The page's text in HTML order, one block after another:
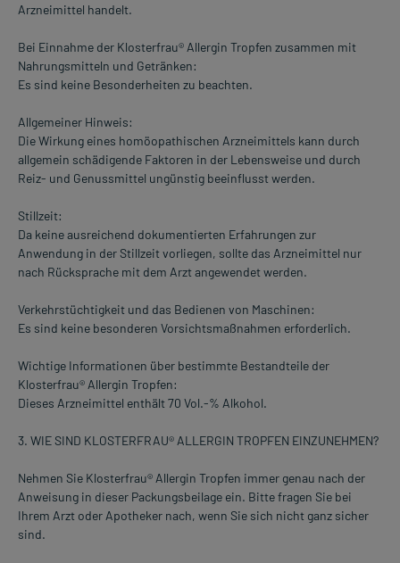
Arzneimittel handelt.
Bei Einnahme der Klosterfrau® Allergin Tropfen zusammen mit
Nahrungsmitteln und Getränken:
Es sind keine Besonderheiten zu beachten.
Allgemeiner Hinweis:
Die Wirkung eines homöopathischen Arzneimittels kann durch
allgemein schädigende Faktoren in der Lebensweise und durch
Reiz- und Genussmittel ungünstig beeinflusst werden.
Stillzeit:
Da keine ausreichend dokumentierten Erfahrungen zur
Anwendung in der Stillzeit vorliegen, sollte das Arzneimittel nur
nach Rücksprache mit dem Arzt angewendet werden.
Verkehrstüchtigkeit und das Bedienen von Maschinen:
Es sind keine besonderen Vorsichtsmaßnahmen erforderlich.
Wichtige Informationen über bestimmte Bestandteile der
Klosterfrau® Allergin Tropfen:
Dieses Arzneimittel enthält 70 Vol.-% Alkohol.
3. WIE SIND KLOSTERFRAU® ALLERGIN TROPFEN EINZUNEHMEN?
Nehmen Sie Klosterfrau® Allergin Tropfen immer genau nach der
Anweisung in dieser Packungsbeilage ein. Bitte fragen Sie bei
Ihrem Arzt oder Apotheker nach, wenn Sie sich nicht ganz sicher
sind.